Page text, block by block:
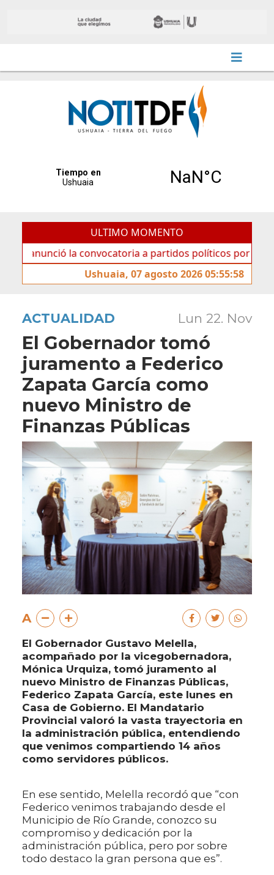
ULTIMO MOMENTO
la convocatoria a partidos políticos por «ficha limpia»
Ushuaia, 07 agosto 2026 05:55:58
ACTUALIDAD Lun 22. Nov
El Gobernador tomó
juramento a Federico
Zapata García como
nuevo Ministro de
Finanzas Públicas
A
El Gobernador Gustavo Melella,
acompañado por la vicegobernadora,
Mónica Urquiza, tomó juramento al
nuevo Ministro de Finanzas Públicas,
Federico Zapata García, este lunes en
Casa de Gobierno. El Mandatario
Provincial valoró la vasta trayectoria en
la administración pública, entendiendo
que venimos compartiendo 14 años
como servidores públicos.
En ese sentido, Melella recordó que “con
Federico venimos trabajando desde el
Municipio de Río Grande, conozco su
compromiso y dedicación por la
administración pública, pero por sobre
todo destaco la gran persona que es”.